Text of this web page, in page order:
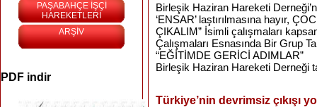
PAŞABAHÇE İŞÇİ
HAREKETLERİ
ARŞİV
PDF indir
Birleşik Haziran Hareketi
‘ENSAR’ laştırılmasına hayır,
ÇIKALIM” İsimli çalışmaları
Çalışmaları Esnasında Bir Grup
“EĞİTİMDE GERİCİ ADIMLAR”
Birleşik Haziran Hareketi Derneği
Türkiye’nin devrimsiz çıkışı